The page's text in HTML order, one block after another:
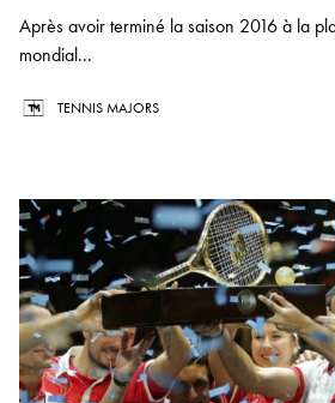
Après avoir terminé la saison 2016 à la
mondial...
TENNIS MAJORS